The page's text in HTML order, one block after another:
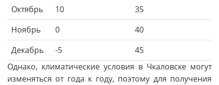
Октябрь
10
35
Ноябрь
0
40
Декабрь
-5
45
Однако, климатические условия в Чкаловске могут
изменяться от года к году, поэтому для получения